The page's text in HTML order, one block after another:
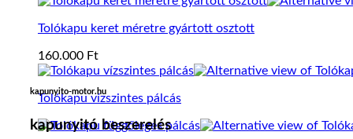
Tolókapu keret méretre gyártott osztott
160.000 Ft
Tolókapu vízszintes pálcás
kapunyito-motor.hu
kapunyitó beszerelés